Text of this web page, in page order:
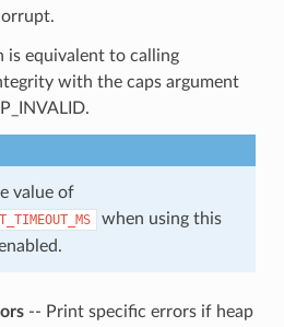
is equivalent to calling
with the caps argument
value of
when using this
-- Print specific errors if heap